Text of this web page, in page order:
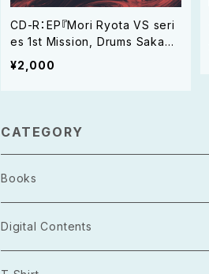
CD-R：EP『Mori Ryota VS seri
es 1st Mission, Drums Sakage
n』
¥2,000
CATEGORY
Books
Photo Book
Digital Contents